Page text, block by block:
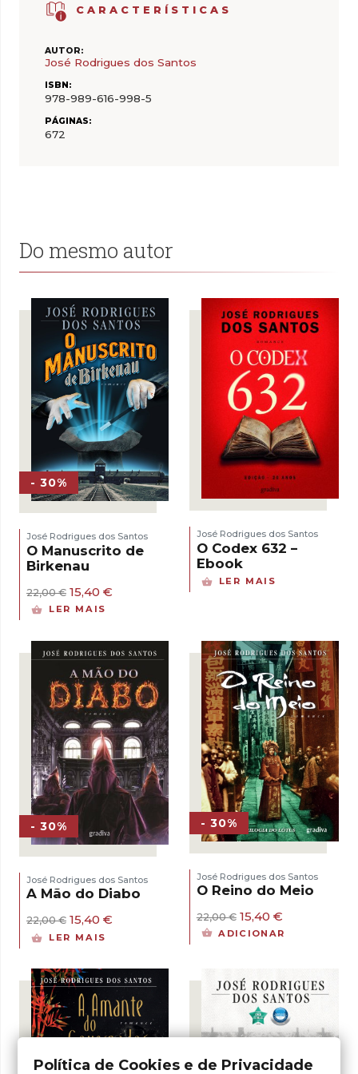
CARACTERÍSTICAS
AUTOR:
José Rodrigues dos Santos
ISBN:
978-989-616-998-5
PÁGINAS:
672
Do mesmo autor
- 30%
José Rodrigues dos Santos
O Manuscrito de
Birkenau
22,00€ O
preço
22,00 €.
15,40 €
15,40 €.
LER MAIS
José Rodrigues dos Santos
O Codex 632 –
Ebook
LER MAIS
- 30%
José Rodrigues dos Santos
A Mão do Diabo
22,00€ O
preço
original
22,00 €.
15,40 €
15,40 €.
LER MAIS
- 30%
José Rodrigues dos Santos
O Reino do Meio
22,00€ O
preço
15,40 €O
preço
ADICIONAR
Política de Cookies e de Privacidade